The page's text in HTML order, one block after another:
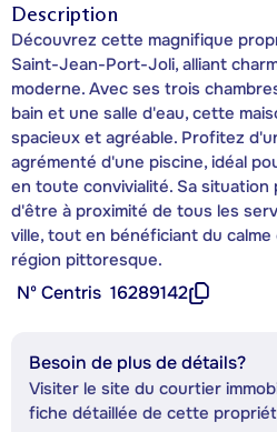
Description
Découvrez cette magnifique
Saint-Jean-Port-Joli, alliant
moderne. Avec ses trois
bain et une salle d'eau, cette
spacieux et agréable. Profitez
agrémenté d'une piscine, idéal
en toute convivialité. Sa
d'être à proximité de tous les
ville, tout en bénéficiant du
région pittoresque.
Nº Centris 16289142
Besoin de plus de détails?
Visiter le site du courtier
fiche détaillée de cette